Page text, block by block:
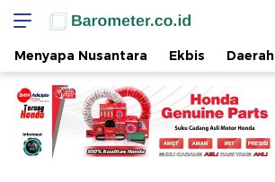
www.barometer.co.id
Berita Terkini di Sulawesi Utara
Menyapa Nusantara Ekbis Daerah